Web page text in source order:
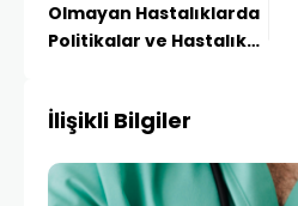
Olmayan Hastalıklarda
Politikalar ve Hastalık
İlişikli Bilgiler